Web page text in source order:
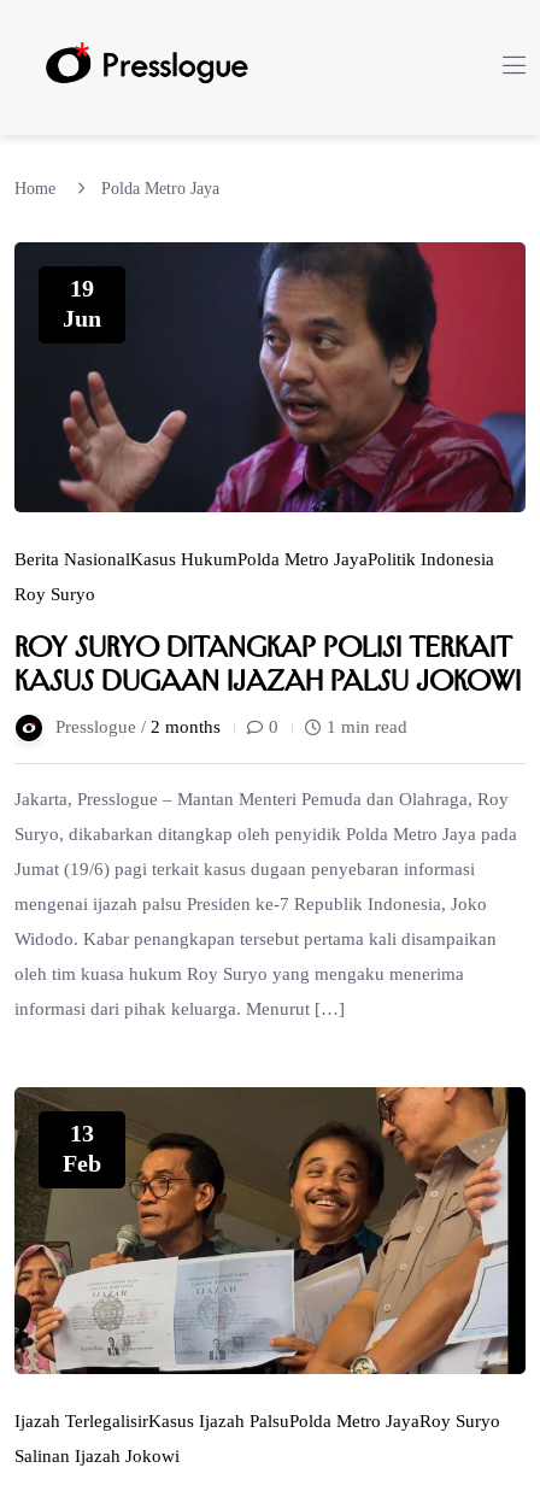
Home Polda Metro Jaya
19
Jun
Berita NasionalKasus HukumPolda Metro JayaPolitik Indonesia
Roy Suryo
Roy Suryo Ditangkap Polisi Terkait
Kasus Dugaan Ijazah Palsu Jokowi
Presslogue / 2 months 0 1 min read
Jakarta, Presslogue – Mantan Menteri Pemuda dan Olahraga, Roy
Suryo, dikabarkan ditangkap oleh penyidik Polda Metro Jaya pada
Jumat (19/6) pagi terkait kasus dugaan penyebaran informasi
mengenai ijazah palsu Presiden ke-7 Republik Indonesia, Joko
Widodo. Kabar penangkapan tersebut pertama kali disampaikan
oleh tim kuasa hukum Roy Suryo yang mengaku menerima
informasi dari pihak keluarga. Menurut […]
13
Feb
Ijazah TerlegalisirKasus Ijazah PalsuPolda Metro JayaRoy Suryo
Salinan Ijazah Jokowi